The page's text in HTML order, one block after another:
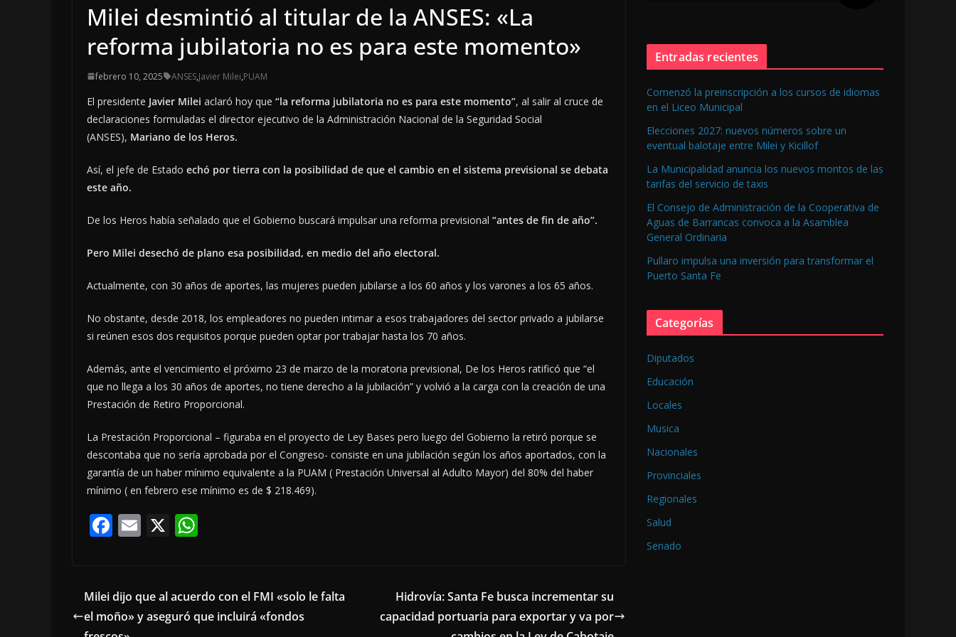
Milei desmintió al titular de la ANSES: «La
reforma jubilatoria no es para este momento»
febrero 10, 2025 ANSES,Javier Milei,PUAM
El presidente Javier Milei aclaró hoy que “la reforma jubilatoria no es para este momento”, al salir al cruce de
declaraciones formuladas el director ejecutivo de la Administración Nacional de la Seguridad Social
(ANSES), Mariano de los Heros.
Así, el jefe de Estado echó por tierra con la posibilidad de que el cambio en el sistema previsional se debata
este año.
De los Heros había señalado que el Gobierno buscará impulsar una reforma previsional “antes de fin de año”.
Pero Milei desechó de plano esa posibilidad, en medio del año electoral.
Actualmente, con 30 años de aportes, las mujeres pueden jubilarse a los 60 años y los varones a los 65 años.
No obstante, desde 2018, los empleadores no pueden intimar a esos trabajadores del sector privado a jubilarse
si reúnen esos dos requisitos porque pueden optar por trabajar hasta los 70 años.
Además, ante el vencimiento el próximo 23 de marzo de la moratoria previsional, De los Heros ratificó que “el
que no llega a los 30 años de aportes, no tiene derecho a la jubilación” y volvió a la carga con la creación de una
Prestación de Retiro Proporcional.
La Prestación Proporcional – figuraba en el proyecto de Ley Bases pero luego del Gobierno la retiró porque se
descontaba que no sería aprobada por el Congreso- consiste en una jubilación según los años aportados, con la
garantía de un haber mínimo equivalente a la PUAM ( Prestación Universal al Adulto Mayor) del 80% del haber
mínimo ( en febrero ese mínimo es de $ 218.469).
F
ac
b
o
E
l
X
s
A
Milei dijo que al acuerdo con el FMI «solo le falta
el moño» y aseguró que incluirá «fondos
Hidrovía: Santa Fe busca incrementar su
capacidad portuaria para exportar y va por
Entradas recientes
Comenzó la preinscripción a los cursos de idiomas
en el Liceo Municipal
Elecciones 2027: nuevos números sobre un
eventual balotaje entre Milei y Kicillof
La Municipalidad anuncia los nuevos montos de las
tarifas del servicio de taxis
El Consejo de Administración de la Cooperativa de
Aguas de Barrancas convoca a la Asamblea
General Ordinaria
Pullaro impulsa una inversión para transformar el
Puerto Santa Fe
Categorías
Diputados
Educación
Locales
Musica
Nacionales
Provinciales
Regionales
Salud
Senado